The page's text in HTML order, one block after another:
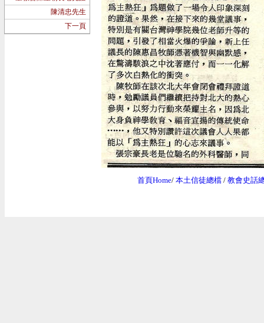
陳清忠先生
下一頁
首頁Home/ 本土信徒總檔 / 教會史話